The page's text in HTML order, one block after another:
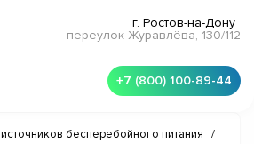
г. Ростов-на-Дону
переулок Журавлёва, 130/112
+7 (800) 100-89-44
бесперебойного питания
/